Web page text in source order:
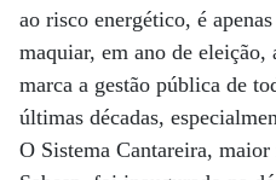
ao risco energético, é
maquiar, em ano de
marca a gestão pública de
últimas décadas,
O Sistema Cantareira,